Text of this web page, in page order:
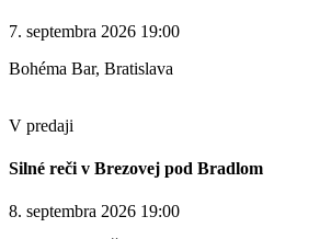
7. septembra 2026 19:00
Bohéma Bar, Bratislava
V predaji
Silné reči v Brezovej pod Bradlom
8. septembra 2026 19:00